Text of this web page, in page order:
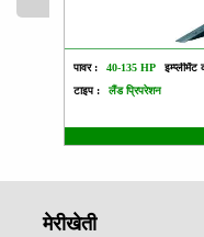
पावर : 40-135 HP इम्प्लीमेंट
टाइप :
लैंड प्रिपरेशन
मेरीखेती